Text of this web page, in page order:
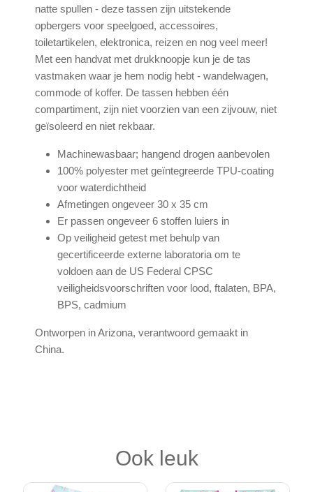
natte spullen - deze tassen zijn uitstekende
opbergers voor speelgoed, accessoires,
toiletartikelen, elektronica, reizen en nog veel meer!
Met een handvat met drukknoopje kun je de tas
vastmaken waar je hem nodig hebt - wandelwagen,
commode of koffer. De tassen hebben één
compartiment, zijn niet voorzien van een zijvouw, niet
geïsoleerd en niet rekbaar.
Machinewasbaar; hangend drogen aanbevolen
100% polyester met geïntegreerde TPU-coating
voor waterdichtheid
Afmetingen ongeveer 30 x 35 cm
Er passen ongeveer 6 stoffen luiers in
Op veiligheid getest met behulp van
gecertificeerde externe laboratoria om te
voldoen aan de US Federal CPSC
veiligheidsvoorschriften voor lood, ftalaten, BPA,
BPS, cadmium
Ontworpen in Arizona, verantwoord gemaakt in
China.
Ook leuk